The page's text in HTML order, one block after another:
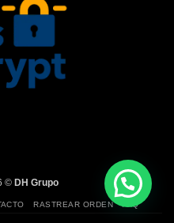
© DH Grupo
RASTREAR ORDEN FAQ